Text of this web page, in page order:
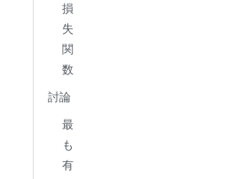
損
失
関
数
討論
最
も
有